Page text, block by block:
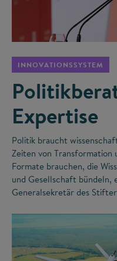
INNOVATIONSSYSTEM
Expertise
Politik braucht
Zeiten von Transformation
Formate brauchen, die
und Gesellschaft
Generalsekretär des